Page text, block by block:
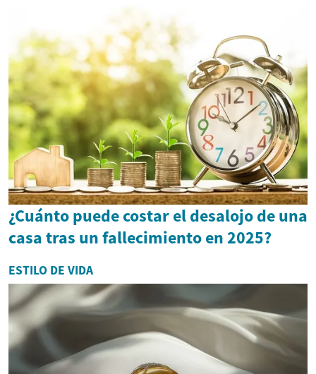
¿Cuánto puede costar el desalojo de una
casa tras un fallecimiento en 2025?
ESTILO DE VIDA